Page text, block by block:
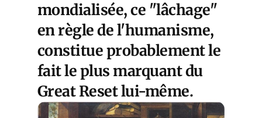
mondialisée, ce "lâchage"
en règle de l'humanisme,
constitue probablement le
fait le plus marquant du
Great Reset lui-même.